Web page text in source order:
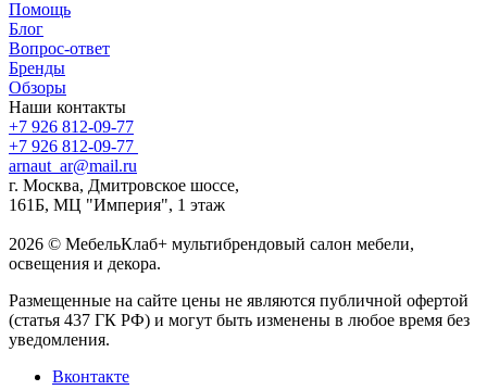
Помощь
Блог
Вопрос-ответ
Бренды
Обзоры
Наши контакты
+7 926 812-09-77
+7 926 812-09-77
arnaut_ar@mail.ru
г. Москва, Дмитровское шоссе,
161Б, МЦ "Империя", 1 этаж
2026 © МебельКлаб+ мультибрендовый салон мебели,
освещения и декора.
Размещенные на сайте цены не являются публичной офертой
(статья 437 ГК РФ) и могут быть изменены в любое время без
уведомления.
Вконтакте